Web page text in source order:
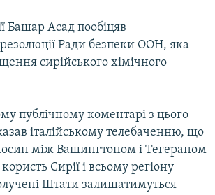
Башар Асад пообіцяв
Ради безпеки ООН, яка
сирійського хімічного
публічному коментарі з цього
італійському телебаченню, що
між Вашингтоном і Тегераном
Сирії і всьому регіону
Штати залишатимуться